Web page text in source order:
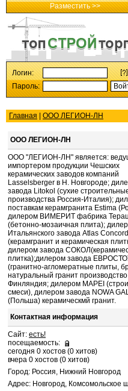
Разместить >>
Логин:
Пароль:
Главная ООО ЛЕГИОН-ЛН
ООО ЛЕГИОН-ЛН
ООО "ЛЕГИОН-ЛН" является:
импортером продукции Чешских
керамических заводов компаний
Lasselsberger в Н. Новгороде;
завода Litokol (сухие
производства Россия-Италия);
поставкам керамгранита Estima
дилером ВИМЕРИТ фабрика
(бетонно-мозаичная плита);
Итальянского завода Atlas Concord
(керамгранит и керамическая
дилером завода
плитка);дилером завода
(гранитно-агломератные плиты,
натуральный гранит
Финляндия; дилером MAPEI
смеси), дилером завода NOWA
(Польша) керамическмй гранит.
Контактная информация
Сайт: есть!
посещаемость:
сегодня 0 хостов (0 хитов)
вчера 0 хостов (0 хитов)
Город: Россия, Нижний Новгород
Адрес: Новгород, Комсомольское